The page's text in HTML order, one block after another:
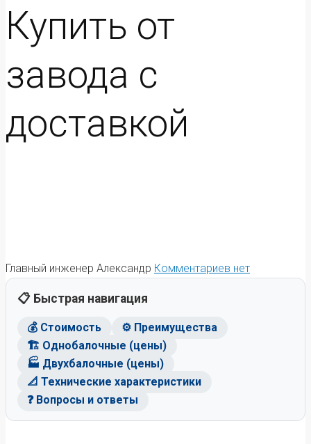
Купить от
завода с
доставкой
Главный инженер Александр Комментариев нет
📋 Быстрая навигация
💰 Стоимость
⚙️ Преимущества
🏗️ Однобалочные (цены)
🏭 Двухбалочные (цены)
📐 Технические характеристики
❓ Вопросы и ответы